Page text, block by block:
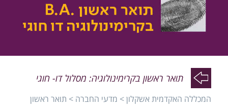
תואר ראשון בקרימינולוגיה: מסלול דו- חוגי
המכללה האקדמית אשקלון> מדעי החברה > תואר ראשון